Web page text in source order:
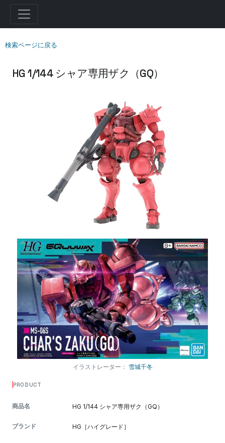
検索ページに戻る
HG 1/144 シャア専用ザク（GQ）
イラストレーター： 雪城千冬
PRODUCT
商品名 HG 1/144 シャア専用ザク（GQ）
ブランド HG［ハイグレード］